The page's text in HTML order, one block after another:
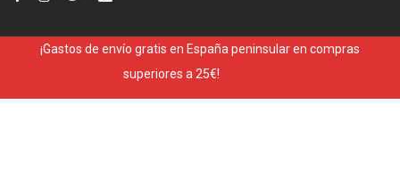
¡Gastos de envío gratis en España peninsular en compras
superiores a 25€!